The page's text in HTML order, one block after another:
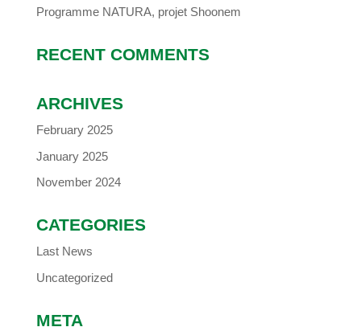
Programme NATURA, projet Shoonem
RECENT COMMENTS
ARCHIVES
February 2025
January 2025
November 2024
CATEGORIES
Last News
Uncategorized
META